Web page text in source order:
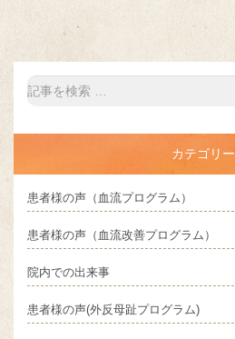
カテゴリー
患者様の声（血流プログラム）
患者様の声（血流改善プログラム）
院内での出来事
患者様の声(外反母趾プログラム)